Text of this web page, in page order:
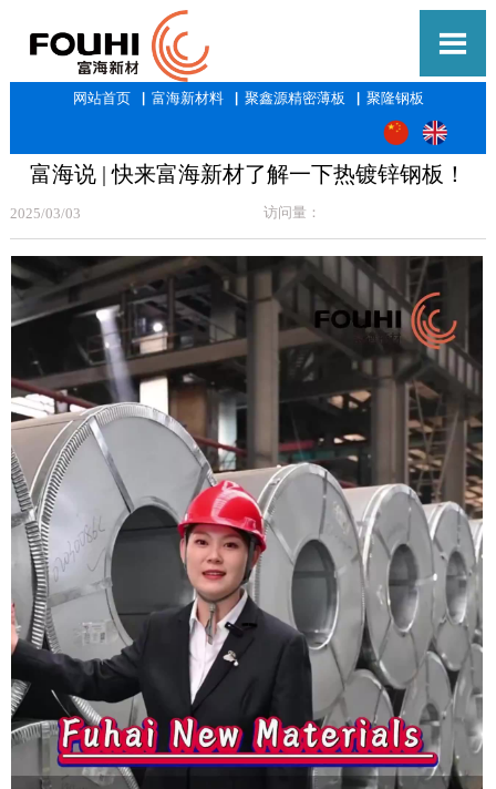

网站首页▕ 富海新材料▕ 聚鑫源精密薄板 ▕ 聚隆钢板
富海说 | 快来富海新材了解一下热镀锌钢板！
2025/03/03 访问量：